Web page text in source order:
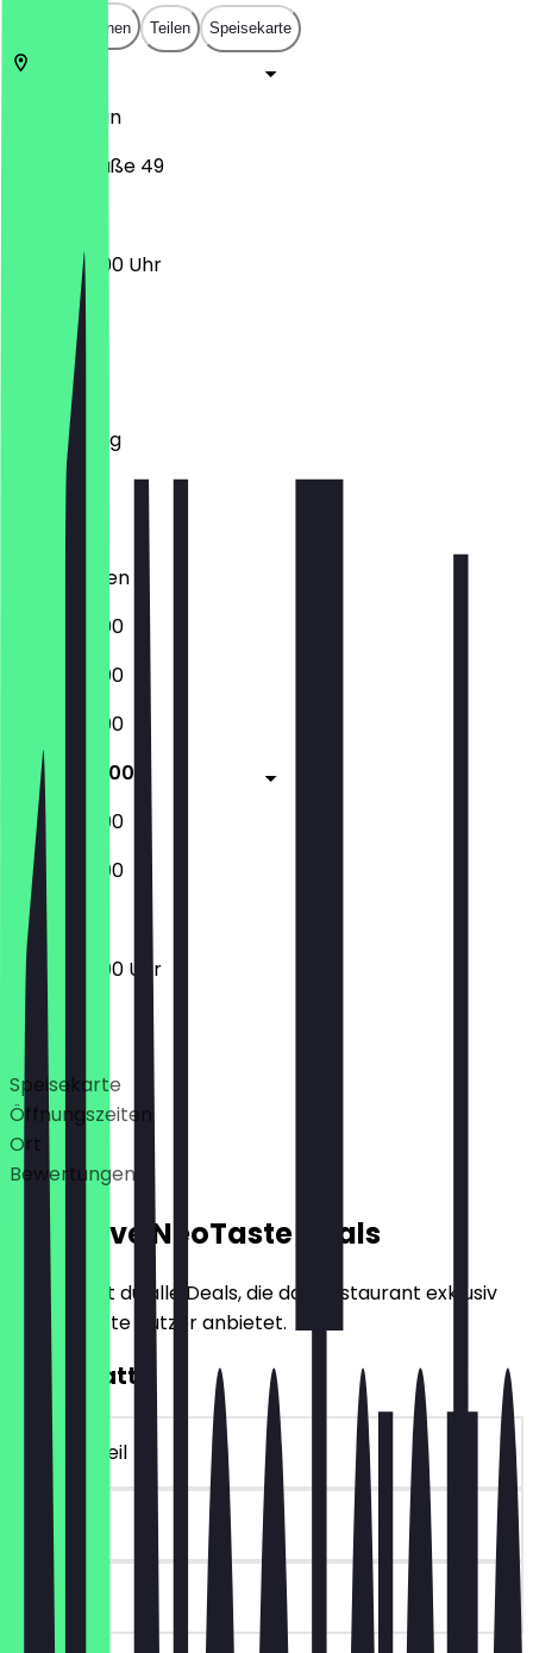
In App öffnen Teilen Speisekarte
Berlin
Suarezstraße 49
17:00 - 23:00 Uhr
Montag
Dienstag
Mittwoch
Donnerstag
Freitag
Samstag
Geschlossen
17:00 - 23:00
17:00 - 23:00
17:00 - 23:00
17:00 - 23:00
17:00 - 23:00
17:00 - 22:00
17:00 - 23:00 Uhr
Deals
Speisekarte
Öffnungszeiten
Ort
Bewertungen
Exklusive NeoTaste Deals
Hier findest du alle Deals, die das Restaurant exklusiv
für NeoTaste Nutzer anbietet.
10€ Rabatt
~€ 10 Vorteil
90 Tage
vor Ort